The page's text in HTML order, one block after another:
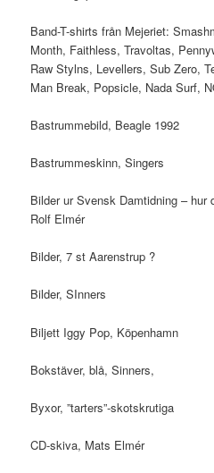
Band-T-shirts från Mejeriet:
Month, Faithless, Travoltas,
Raw Stylns, Levellers, Sub Zero,
Man Break, Popsicle, Nada Surf,
Bastrummebild, Beagle 1992
Bastrummeskinn, Singers
Bilder ur Svensk Damtidning –
Rolf Elmér
Bilder, 7 st Aarenstrup ?
Bilder, SInners
Biljett Iggy Pop, Köpenhamn
Bokstäver, blå, Sinners,
Byxor, ”tarters”-skotskrutiga
CD-skiva, Mats Elmér